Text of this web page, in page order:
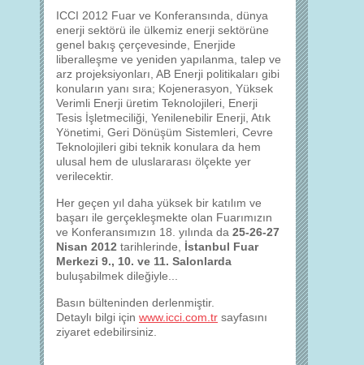
ICCI 2012 Fuar ve Konferansında, dünya
enerji sektörü ile ülkemiz enerji sektörüne
genel bakış çerçevesinde, Enerjide
liberalleşme ve yeniden yapılanma, talep ve
arz projeksiyonları, AB Enerji politikaları gibi
konuların yanı sıra; Kojenerasyon, Yüksek
Verimli Enerji üretim Teknolojileri, Enerji
Tesis İşletmeciliği, Yenilenebilir Enerji, Atık
Yönetimi, Geri Dönüşüm Sistemleri, Cevre
Teknolojileri gibi teknik konulara da hem
ulusal hem de uluslararası ölçekte yer
verilecektir.
Her geçen yıl daha yüksek bir katılım ve
başarı ile gerçekleşmekte olan Fuarımızın
ve Konferansımızın 18. yılında da 25-26-27
Nisan 2012 tarihlerinde, İstanbul Fuar
Merkezi 9., 10. ve 11. Salonlarda
buluşabilmek dileğiyle...
Basın bülteninden derlenmiştir.
Detaylı bilgi için www.icci.com.tr sayfasını
ziyaret edebilirsiniz.